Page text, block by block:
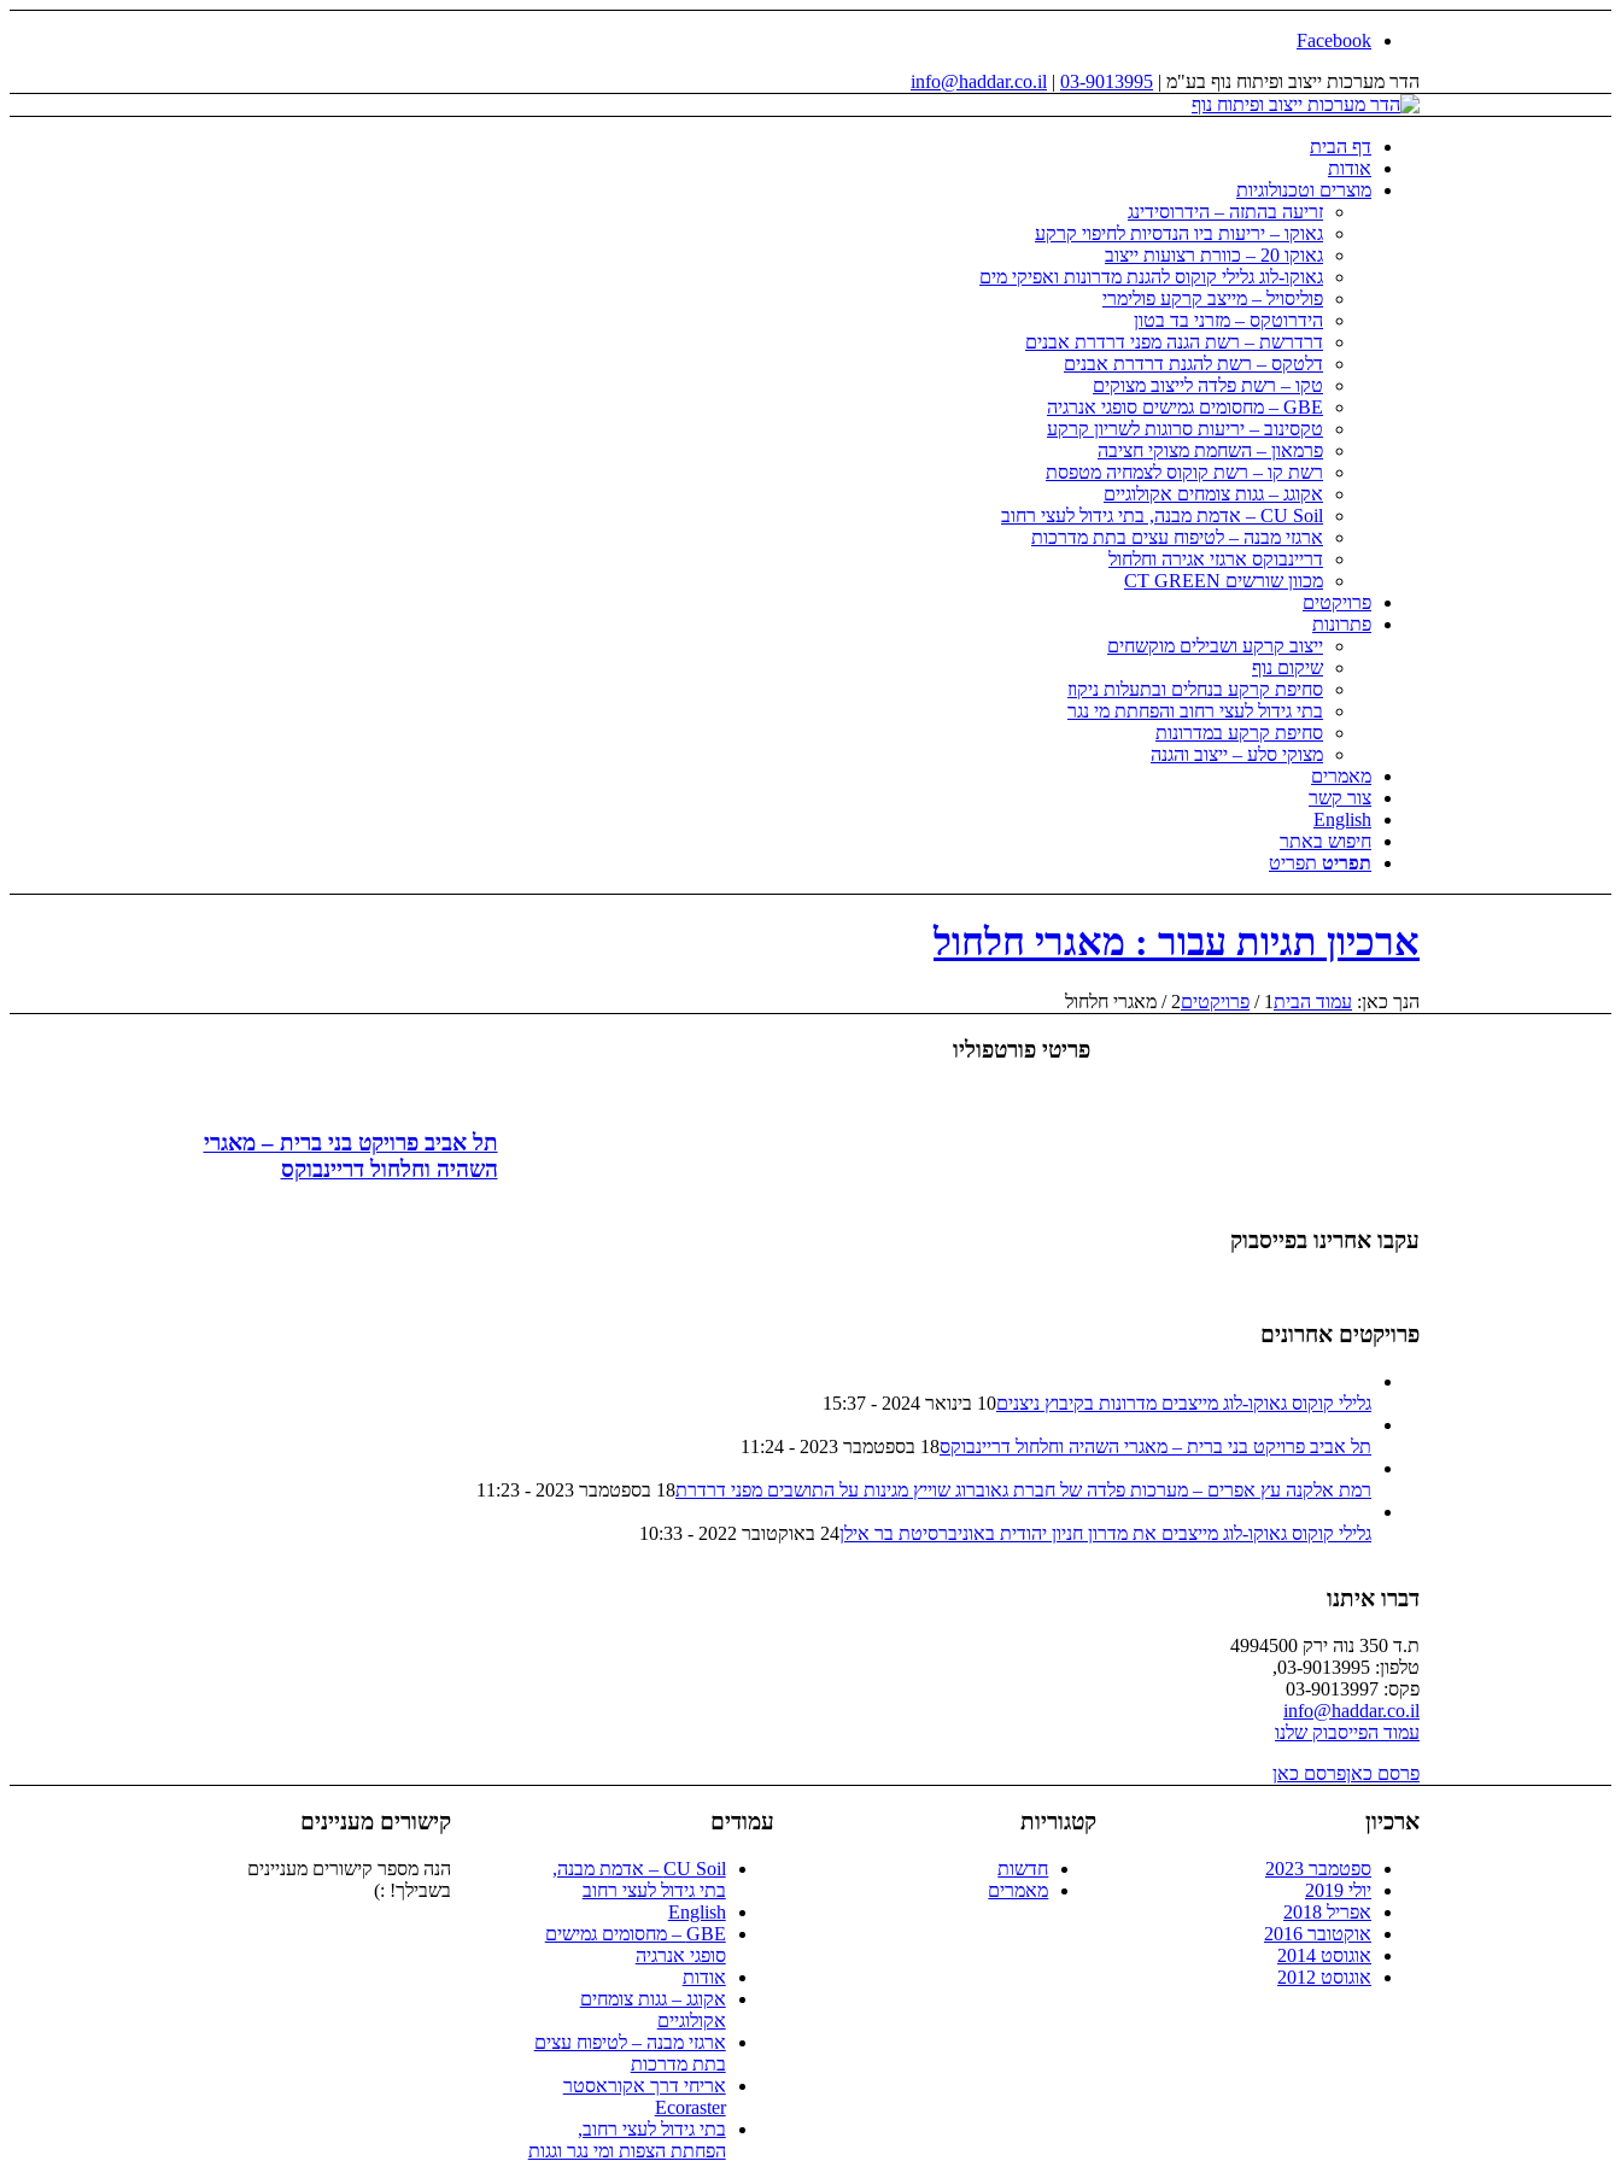
Facebook
הדר מערכות ייצוב ופיתוח נוף בע"מ | 03-9013995
|
info@haddar.co.il
דף הבית
אודות
מוצרים וטכנולוגיות
זריעה בהתזה – הידרוסידינג
גאוקו – יריעות ביו הנדסיות לחיפוי קרקע
גאוקו 20 – כוורת רצועות ייצוב
גאוקו-לוג גלילי קוקוס להגנת מדרונות ואפיקי מים
פוליסויל – מייצב קרקע פולימרי
הידרוטקס – מזרני בד בטון
דרדרשת – רשת הגנה מפני דרדרת אבנים
דלטקס – רשת להגנת דרדרת אבנים
טקו – רשת פלדה לייצוב מצוקים
GBE – מחסומים גמישים סופגי אנרגיה
טקסינוב – יריעות סרוגות לשריון קרקע
פרמאון – השחמת מצוקי חציבה
רשת קו – רשת קוקוס לצמחיה מטפסת
אקוגג – גגות צומחים אקולוגיים
CU Soil – אדמת מבנה, בתי גידול לעצי רחוב
ארגזי מבנה – לטיפוח עצים בתת מדרכות
דריינבוקס ארגזי אגירה וחלחול
מכוון שורשים CT GREEN
פרויקטים
פתרונות
ייצוב קרקע ושבילים מוקשחים
שיקום נוף
סחיפת קרקע בנחלים ובתעלות ניקוז
בתי גידול לעצי רחוב והפחתת מי נגר
סחיפת קרקע במדרונות
מצוקי סלע – ייצוב והגנה
מאמרים
צור קשר
English
חיפוש באתר
תפריט תפריט
ארכיון תגיות עבור : מאגרי חלחול
הנך כאן: עמוד הבית1
/ פרויקטים2
/ מאגרי חלחול
פריטי פורטפוליו
תל אביב פרויקט בני ברית – מאגרי
השהיה וחלחול דריינבוקס
עקבו אחרינו בפייסבוק
פרויקטים אחרונים
גלילי קוקוס גאוקו-לוג מייצבים מדרונות בקיבוץ ניצנים10 בינואר 2024 - 15:37
תל אביב פרויקט בני ברית – מאגרי השהיה וחלחול דריינבוקס18 בספטמבר 2023 - 11:24
רמת אלקנה עץ אפרים – מערכות פלדה של חברת גאוברוג שוייץ מגינות על התושבים מפני דרדרת18 בספטמבר 2023 - 11:23
גלילי קוקוס גאוקו-לוג מייצבים את מדרון חניון יהודית באוניברסיטת בר אילן24 באוקטובר 2022 - 10:33
דברו איתנו
ת.ד 350 נוה ירק 4994500
טלפון: 03-9013995,
פקס: 03-9013997
info@haddar.co.il
עמוד הפייסבוק שלנו
פרסם כאןפרסם כאן
קישורים מעניינים
הנה מספר קישורים מעניינים
בשבילך! :)
עמודים
CU Soil – אדמת מבנה,
בתי גידול לעצי רחוב
English
GBE – מחסומים גמישים
סופגי אנרגיה
אודות
אקוגג – גגות צומחים
אקולוגיים
ארגזי מבנה – לטיפוח עצים
בתת מדרכות
אריחי דרך אקוראסטר
Ecoraster
בתי גידול לעצי רחוב,
הפחתת הצפות ומי נגר וגגות
קטגוריות
חדשות
מאמרים
ארכיון
ספטמבר 2023
יולי 2019
אפריל 2018
אוקטובר 2016
אוגוסט 2014
אוגוסט 2012